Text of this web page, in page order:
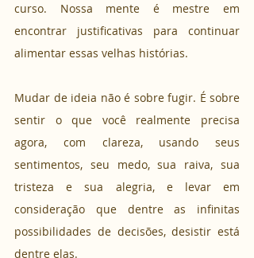
curso. Nossa mente é mestre em
encontrar justificativas para continuar
alimentar essas velhas histórias.
Mudar de ideia não é sobre fugir. É sobre
sentir o que você realmente precisa
agora, com clareza, usando seus
sentimentos, seu medo, sua raiva, sua
tristeza e sua alegria, e levar em
consideração que dentre as infinitas
possibilidades de decisões, desistir está
dentre elas.